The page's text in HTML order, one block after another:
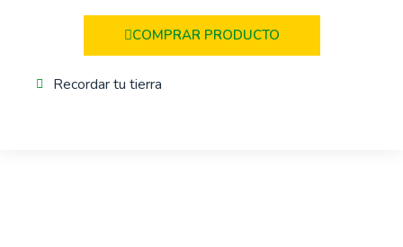
COMPRAR PRODUCTO
Recordar tu tierra